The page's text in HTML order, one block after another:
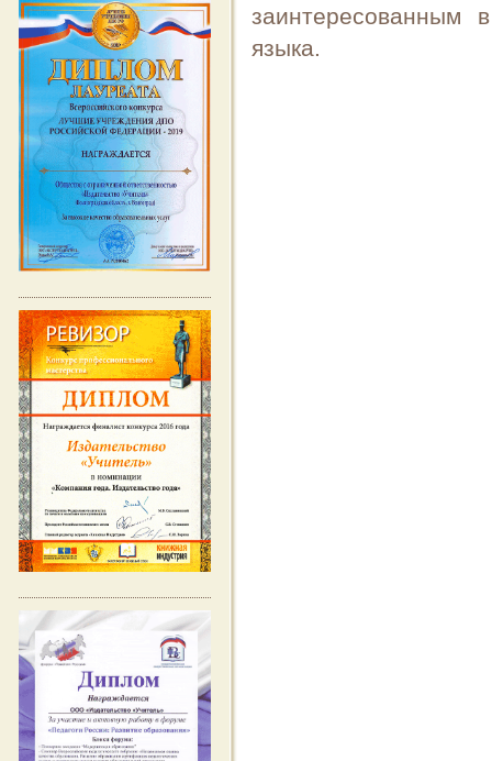
заинтересованным
языка.